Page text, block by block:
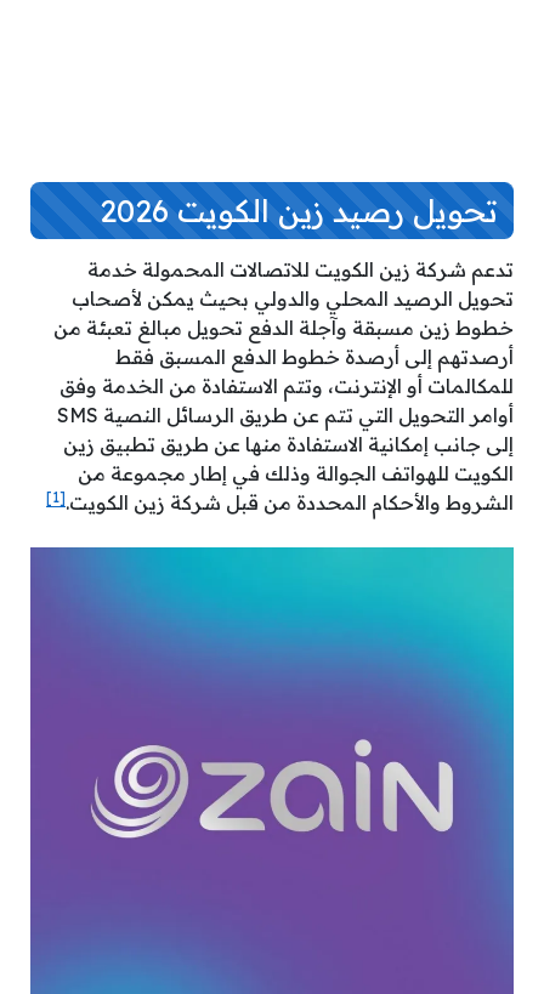
تحويل رصيد زين الكويت 2026
تدعم شركة زين الكويت للاتصالات المحمولة خدمة
تحويل الرصيد المحلي والدولي بحيث يمكن لأصحاب
خطوط زين مسبقة وآجلة الدفع تحويل مبالغ تعبئة من
أرصدتهم إلى أرصدة خطوط الدفع المسبق فقط
للمكالمات أو الإنترنت، وتتم الاستفادة من الخدمة وفق
أوامر التحويل التي تتم عن طريق الرسائل النصية SMS
إلى جانب إمكانية الاستفادة منها عن طريق تطبيق زين
الكويت للهواتف الجوالة وذلك في إطار مجموعة من
الشروط والأحكام المحددة من قبل شركة زين الكويت.[1]